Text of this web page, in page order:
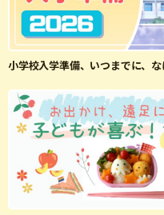
小学校入学準備、いつまでに、